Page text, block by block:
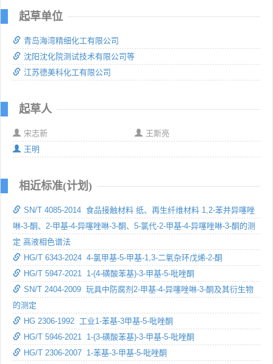
起草单位
青岛海湾精细化工有限公司
沈阳沈化院测试技术有限公司等
江苏德美科化工有限公司
起草人
宋志新
王斯亮
王明
相近标准(计划)
SN/T 4085-2014 食品接触材料 纸、再生纤维材料 1,2-苯并异噻唑
啉-3-酮、2-甲基-4-异噻唑啉-3-酮、5-氯代-2-甲基-4-异噻唑啉-3-酮的测
定 高液相色谱法
HG/T 6343-2024 4-氯甲基-5-甲基-1,3-二氧杂环戊烯-2-酮
HG/T 5947-2021 1-(4-磺酸苯基)-3-甲基-5-吡唑酮
SN/T 2404-2009 玩具中防腐剂2-甲基-4-异噻唑啉-3-酮及其衍生物
的测定
HG 2306-1992 工业1-苯基-3甲基-5-吡唑酮
HG/T 5946-2021 1-(3-磺酸苯基)-3-甲基-5-吡唑酮
HG/T 2306-2007 1-苯基-3-甲基-5-吡唑酮